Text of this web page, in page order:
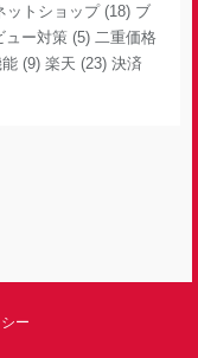
ットショップ(18) ブ
ュー対策 (5) 二重価格
能 (9) 楽天 (23) 決済
ー